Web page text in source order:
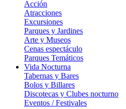
Acción
Atracciones
Excursiones
Parques y Jardines
Arte y Museos
Cenas espectáculo
Parques Temáticos
Vida Nocturna
Tabernas y Bares
Bolos y Billares
Discotecas y Clubes nocturno
Eventos / Festivales